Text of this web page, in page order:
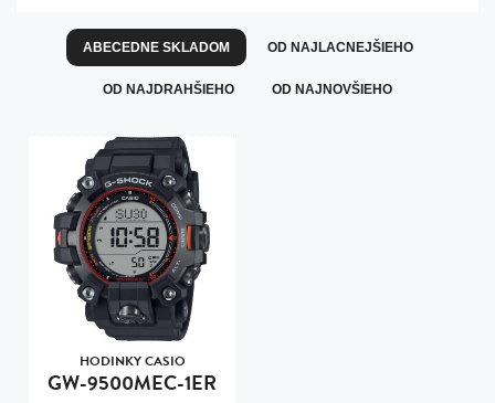
ABECEDNE SKLADOM OD NAJLACNEJŠIEHO
OD NAJDRAHŠIEHO OD NAJNOVŠIEHO
HODINKY CASIO
GW-9500MEC-1ER